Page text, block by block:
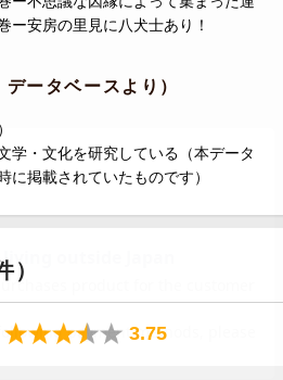
安房の里見に八犬士あり！
ータベースより）
学・文化を研究している（本データ
に掲載されていたものです）
）
3.75